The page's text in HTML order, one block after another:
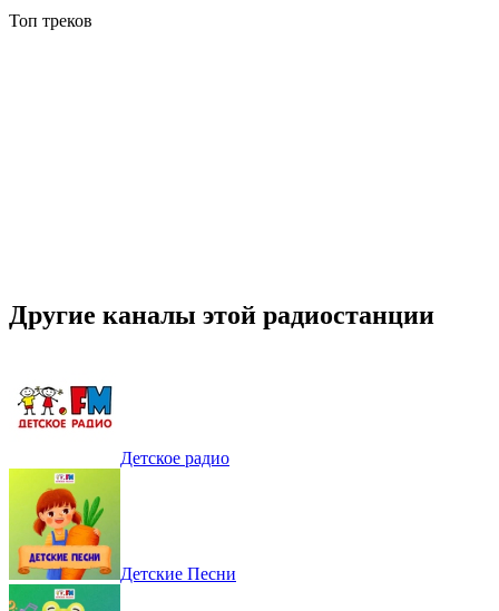
Топ треков
Другие каналы этой радиостанции
Детское радио
Детские Песни